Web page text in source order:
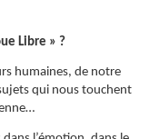
Libre » ?
humaines, de notre
qui nous touchent